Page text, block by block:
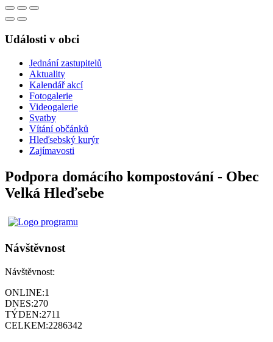
Události v obci
Jednání zastupitelů
Aktuality
Kalendář akcí
Fotogalerie
Videogalerie
Svatby
Vítání občánků
Hleďsebský kurýr
Zajímavosti
Podpora domácího kompostování - Obec
Velká Hleďsebe
Návštěvnost
Návštěvnost:
ONLINE:1
DNES:270
TÝDEN:2711
CELKEM:2286342